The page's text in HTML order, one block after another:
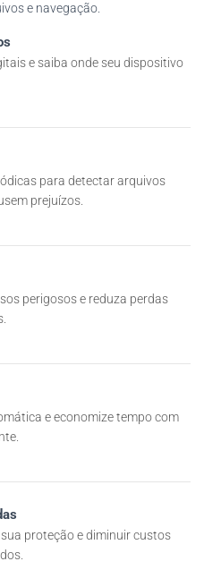
e navegação.
e saiba onde seu dispositivo
para detectar arquivos
prejuízos.
perigosos e reduza perdas
e economize tempo com
proteção e diminuir custos